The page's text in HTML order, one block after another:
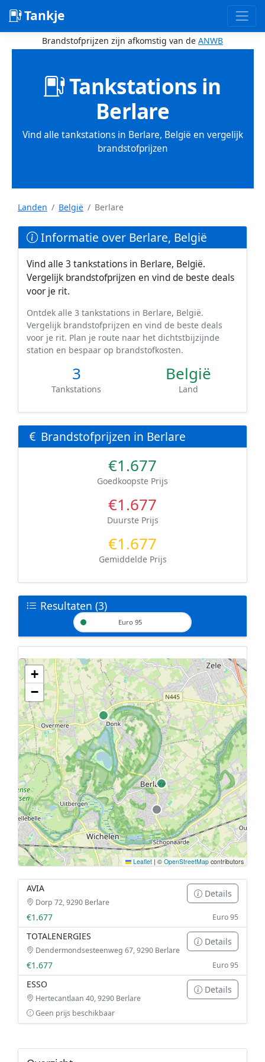
Tankje
Brandstofprijzen zijn afkomstig van de ANWB
Tankstations in
Berlare
Vind alle tankstations in Berlare, België en vergelijk
brandstofprijzen
Landen België Berlare
Informatie over Berlare, België
Vind alle 3 tankstations in Berlare, België.
Vergelijk brandstofprijzen en vind de beste deals
voor je rit.
Ontdek alle 3 tankstations in Berlare, België.
Vergelijk brandstofprijzen en vind de beste deals
voor je rit. Plan je route naar het dichtstbijzijnde
station en bespaar op brandstofkosten.
3
Tankstations
België
Land
Brandstofprijzen in Berlare
€1.677
Goedkoopste Prijs
€1.677
Duurste Prijs
€1.677
Gemiddelde Prijs
Resultaten (3)
Euro 95
Geen tankstations met locatiegegevens gevonden.
De kaart kan niet worden weergegeven zonder GPS coördinaten.
+
−
Leaflet | © OpenStreetMap contributors
AVIA
Dorp 72, 9290 Berlare
Details
€1.677 Euro 95
TOTALENERGIES
Dendermondsesteenweg 67, 9290 Berlare
Details
€1.677 Euro 95
ESSO
Hertecantlaan 40, 9290 Berlare
Details
Geen prijs beschikbaar